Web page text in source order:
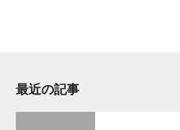
最近の記事